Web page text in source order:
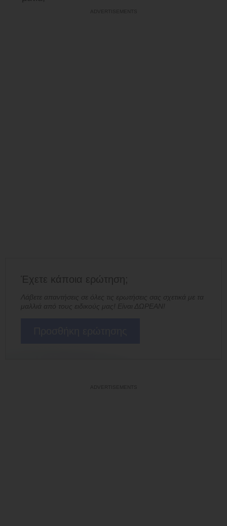
Έχετε κάποια ερώτηση;
Λάβετε απαντήσεις σε όλες τις ερωτήσεις σας σχετικά με τα
μαλλιά από τους ειδικούς μας! Είναι ΔΩΡΕΑΝ!